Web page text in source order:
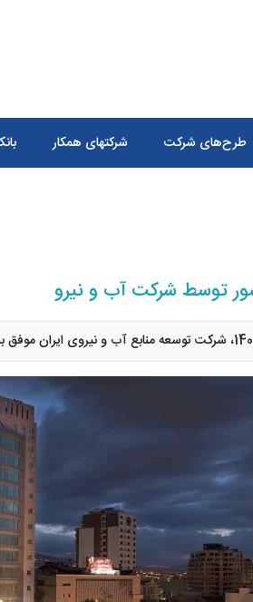
طرح‌های شرکت شرکتهای همکار
توسط شرکت آب و نیرو